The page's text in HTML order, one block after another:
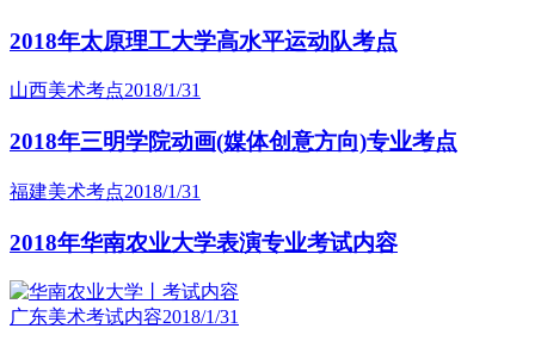
2018年太原理工大学高水平运动队考点
山西美术考点2018/1/31
2018年三明学院动画(媒体创意方向)专业考点
福建美术考点2018/1/31
2018年华南农业大学表演专业考试内容
广东美术考试内容2018/1/31